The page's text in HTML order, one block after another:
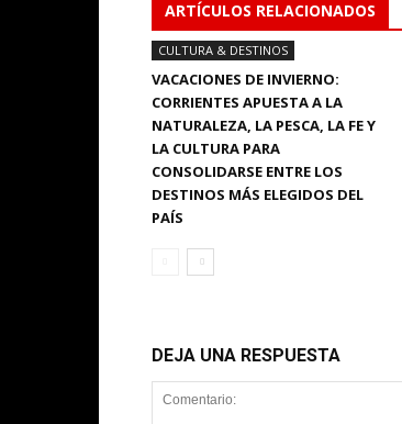
ARTÍCULOS RELACIONADOS
CULTURA & DESTINOS
VACACIONES DE INVIERNO:
CORRIENTES APUESTA A LA
NATURALEZA, LA PESCA, LA FE Y
LA CULTURA PARA
CONSOLIDARSE ENTRE LOS
DESTINOS MÁS ELEGIDOS DEL
PAÍS
DEJA UNA RESPUESTA